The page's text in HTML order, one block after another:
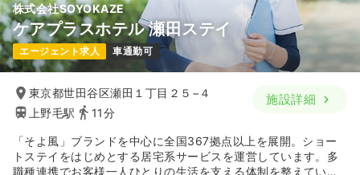
株式会社SOYOKAZE
ケアプラスホテル 瀬田ステイ
エージェント求人 車通勤可
東京都世田谷区瀬田１丁目２５−４
上野毛駅
11分
施設詳細
「そよ風」ブランドを中心に全国367拠点以上を展開。ショー
トステイをはじめとする居宅系サービスを運営しています。多
職種連携でお客様一人ひとりの生活を支える体制を整えていま